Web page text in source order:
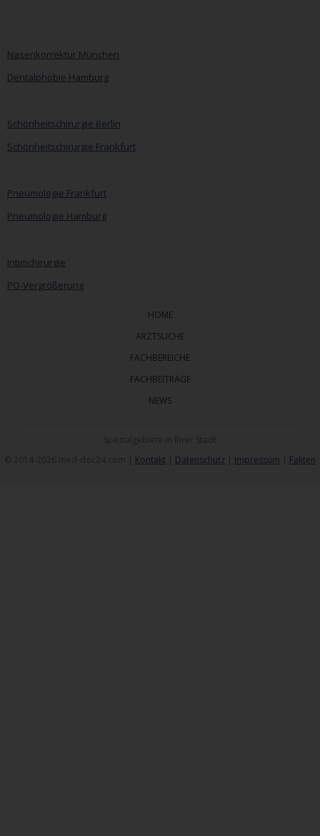
Nasenkorrektur München
Dentalphobie Hamburg
Schönheitschirurgie Berlin
Schönheitschirurgie Frankfurt
Pneumologie Frankfurt
Pneumologie Hamburg
Intimchirurgie
PO-Vergrößerung
HOME
ARZTSUCHE
FACHBEREICHE
FACHBEITRÄGE
NEWS
Kontakt Datenschutz Impressum Fakten